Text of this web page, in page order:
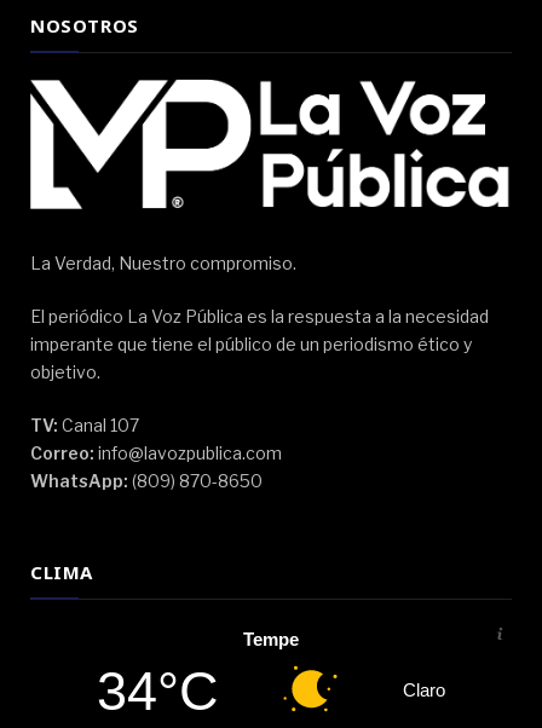
NOSOTROS
La Verdad, Nuestro compromiso.
El periódico La Voz Pública es la respuesta a la necesidad
imperante que tiene el público de un periodismo ético y
objetivo.
TV: Canal 107
Correo: info@lavozpublica.com
WhatsApp: (809) 870-8650
CLIMA
Tempe
34°C Claro